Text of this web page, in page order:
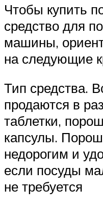
Чтобы купить
средство для
машины,
на следующие
Тип средства.
продаются в
таблетки,
капсулы.
недорогим и
если посуды
не требуется